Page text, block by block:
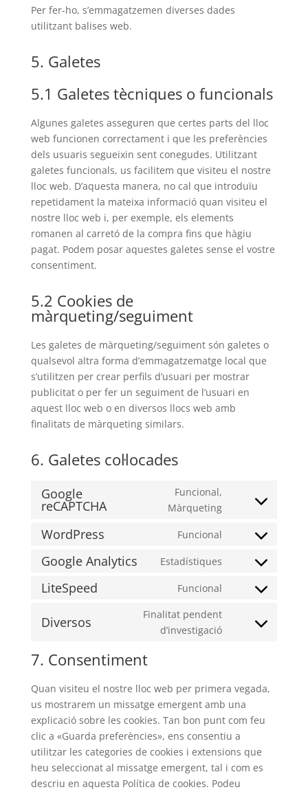
Per fer-ho, s’emmagatzemen diverses dades
utilitzant balises web.
5. Galetes
5.1 Galetes tècniques o funcionals
Algunes galetes asseguren que certes parts del lloc
web funcionen correctament i que les preferències
dels usuaris segueixin sent conegudes. Utilitzant
galetes funcionals, us facilitem que visiteu el nostre
lloc web. D’aquesta manera, no cal que introduïu
repetidament la mateixa informació quan visiteu el
nostre lloc web i, per exemple, els elements
romanen al carretó de la compra fins que hàgiu
pagat. Podem posar aquestes galetes sense el vostre
consentiment.
5.2 Cookies de
màrqueting/seguiment
Les galetes de màrqueting/seguiment són galetes o
qualsevol altra forma d’emmagatzematge local que
s’utilitzen per crear perfils d’usuari per mostrar
publicitat o per fer un seguiment de l’usuari en
aquest lloc web o en diversos llocs web amb
finalitats de màrqueting similars.
6. Galetes col·locades
Google
reCAPTCHA
Funcional,
Màrqueting
Consent
service
recaptcha
WordPress Funcional
Consent
wordpress
Google Analytics Estadístiques
Consent
analytics
LiteSpeed Funcional
Consent
service
Diversos
Finalitat pendent
d’investigació
Consent
7. Consentiment
Quan visiteu el nostre lloc web per primera vegada,
us mostrarem un missatge emergent amb una
explicació sobre les cookies. Tan bon punt com feu
clic a «Guarda preferències», ens consentiu a
utilitzar les categories de cookies i extensions que
heu seleccionat al missatge emergent, tal i com es
descriu en aquesta Política de cookies. Podeu